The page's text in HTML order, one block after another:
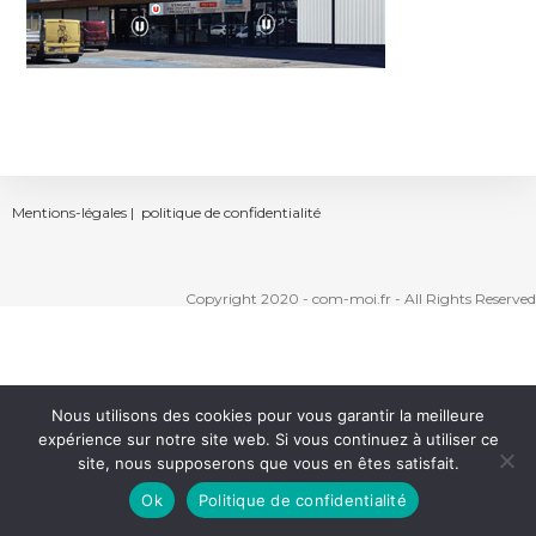
Mentions-légales | politique de confidentialité
Copyright 2020 - com-moi.fr - All Rights Reserved
Nous utilisons des cookies pour vous garantir la meilleure
expérience sur notre site web. Si vous continuez à utiliser ce
site, nous supposerons que vous en êtes satisfait.
Ok
Politique de confidentialité